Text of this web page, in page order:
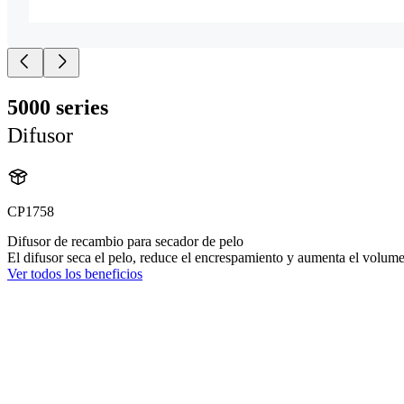
5000 series
Difusor
CP1758
Difusor de recambio para secador de pelo
El difusor seca el pelo, reduce el encrespamiento y aumenta el
Ver todos los beneficios